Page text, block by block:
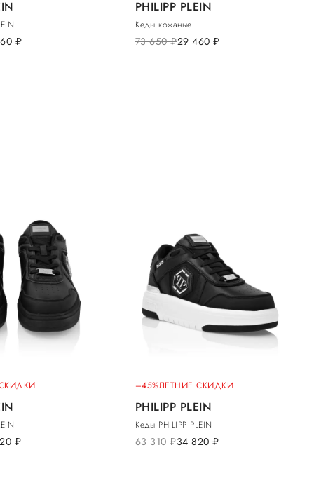
руб.
PHILIPP PLEIN
Кеды кожаные
73 650руб.29 460 руб.
руб.
–45%ЛЕТНИЕ СКИДКИ
PHILIPP PLEIN
Кеды PHILIPP PLEIN
63 310руб.34 820 руб.